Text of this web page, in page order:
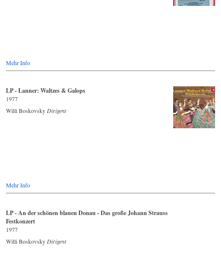
Mehr Info
LP - Lanner: Waltzes & Galops
1977
Willi Boskovsky Dirigent
Mehr Info
LP - An der schönen blauen Donau - Das große Johann Strauss
Festkonzert
1977
Willi Boskovsky Dirigent